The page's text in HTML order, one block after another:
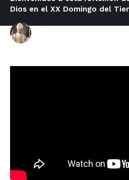
Dios en el XX Domingo del
Mons. Cristobal Ascencio García